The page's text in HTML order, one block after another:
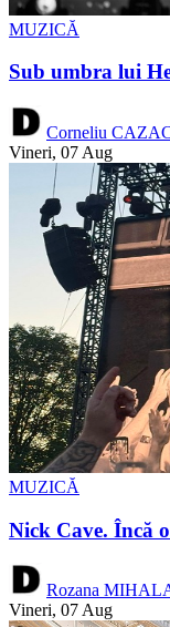
MUZICĂ
Sub umbra lui
Corneliu
Vineri, 07 Aug
MUZICĂ
Nick Cave. Încă
Rozana
Vineri, 07 Aug